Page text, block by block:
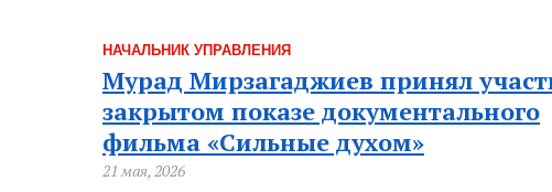
НАЧАЛЬНИК УПРАВЛЕНИЯ
Мурад Мирзагаджиев принял
закрытом показе документального
фильма «Сильные духом»
21 мая, 2026